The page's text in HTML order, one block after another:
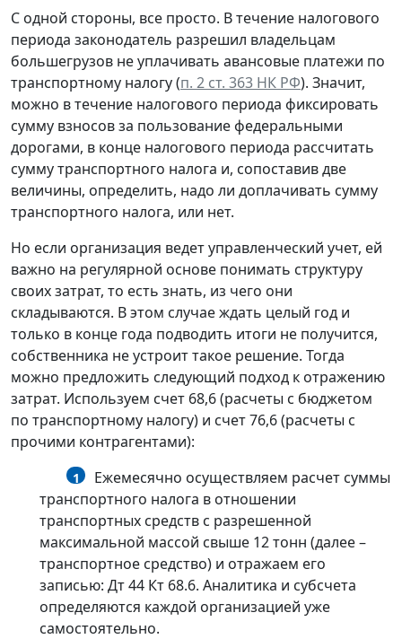
С одной стороны, все просто. В течение налогового
периода законодатель разрешил владельцам
большегрузов не уплачивать авансовые платежи по
транспортному налогу (п. 2 ст. 363 НК РФ). Значит,
можно в течение налогового периода фиксировать
сумму взносов за пользование федеральными
дорогами, в конце налогового периода рассчитать
сумму транспортного налога и, сопоставив две
величины, определить, надо ли доплачивать сумму
транспортного налога, или нет.
Но если организация ведет управленческий учет, ей
важно на регулярной основе понимать структуру
своих затрат, то есть знать, из чего они
складываются. В этом случае ждать целый год и
только в конце года подводить итоги не получится,
собственника не устроит такое решение. Тогда
можно предложить следующий подход к отражению
затрат. Используем счет 68,6 (расчеты с бюджетом
по транспортному налогу) и счет 76,6 (расчеты с
прочими контрагентами):
1
Ежемесячно осуществляем расчет суммы
транспортного налога в отношении
транспортных средств с разрешенной
максимальной массой свыше 12 тонн (далее –
транспортное средство) и отражаем его
записью: Дт 44 Кт 68.6. Аналитика и субсчета
определяются каждой организацией уже
самостоятельно.